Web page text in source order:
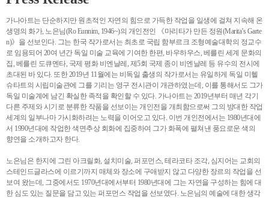
가나아트는 단순하지만 원초적인 자연의 힘으로 가득한 작업을 일생에 걸쳐 지속해 온
생명의 화가, 노은님(Ro Eunnim, 1946~)의 개인전인 《마리타가 만든 정원(Marita’s Garte
n)》을 선보인다. 그는 한국 작가로서는 최초로 국립 함부르크 조형예술대학의 정교수
로 임용되어 20여 년간 독일 미술 교육에 기여한 한편, 바우하우스, 베를린 세계 문화의
집, 베를린 도큐멘타, 국제 평화 비엔날레, 제5회 국제 종이 비엔날레 등 유수의 전시에
초대된 바 있다. 또한 2019년 11월에는 비독일 출생의 작가로서는 유일하게 독일 미헬
슈타트의 시립미술관에 그를 기리는 영구 전시관이 개관하였는데, 이를 통해서도 그가
독일 미술계에 남긴 확실한 족적을 확인할 수 있다. 가나아트는 2019년부터 매년 각기
다른 주제와 시기로 분류한 작품을 선보이는 개인전을 개최함으로써 그의 방대한 작업
세계의 일부나마 가시화하려는 노력을 이어오고 있다. 이번 개인전에서는 1980년대에
서 1990년대에 작업한 색면추상 회화에 집중하여 그가 화폭에 펼쳐낸 풍요로운 색의
향연을 소개하고자 한다.
노은님은 한지에 그린 아크릴화, 설치미술, 퍼포먼스, 테라코타 조각, 심지어는 교회의
스테인드글라스에 이르기까지 매체와 장소에 구애받지 않고 다양한 장르의 작업을 선
보여 왔는데, 그중에서도 1970년대에서부터 1980년대에 그는 자연을 구성하는 힘에 대
한 심도 있는 질문을 담고 있는 퍼포먼스 작업을 선보였다. 노은님의 예술에 대한 생각